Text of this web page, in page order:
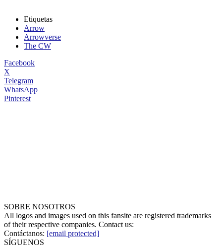
Etiquetas
Arrow
Arrowverse
The CW
Facebook
X
Telegram
WhatsApp
Pinterest
SOBRE NOSOTROS
All logos and images used on this fansite are registered trademarks
of their respective companies. Contact us:
Contáctanos: [email protected]
SÍGUENOS